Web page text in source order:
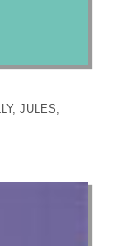
JULES,